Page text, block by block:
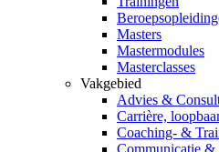
Masters
Mastermodules
Masterclasses
Vakgebied
Advies &
Carrière,
Coaching- &
Communicatie &